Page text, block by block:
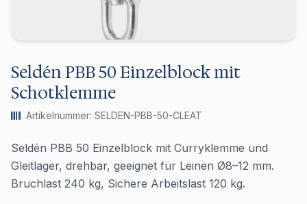
Seldén PBB 50 Einzelblock mit
Schotklemme
Artikelnummer: SELDEN-PBB-50-CLEAT
Seldén PBB 50 Einzelblock mit Curryklemme und
Gleitlager, drehbar, geeignet für Leinen Ø8–12 mm.
Bruchlast 240 kg, Sichere Arbeitslast 120 kg.